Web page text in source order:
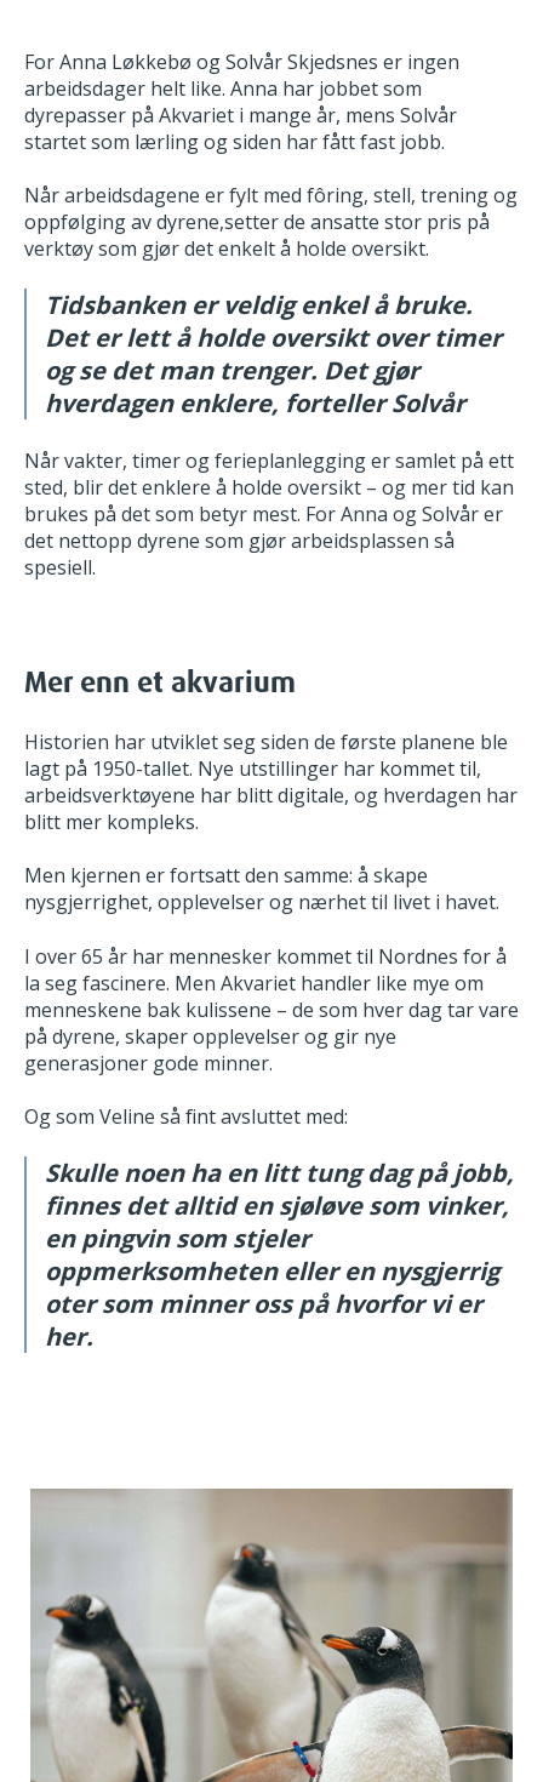
For Anna Løkkebø og Solvår Skjedsnes er ingen
arbeidsdager helt like. Anna har jobbet som
dyrepasser på Akvariet i mange år, mens Solvår
startet som lærling og siden har fått fast jobb.
Når arbeidsdagene er fylt med fôring, stell, trening og
oppfølging av dyrene,setter de ansatte stor pris på
verktøy som gjør det enkelt å holde oversikt.
Tidsbanken er veldig enkel å bruke.
Det er lett å holde oversikt over timer
og se det man trenger. Det gjør
hverdagen enklere, forteller Solvår
Når vakter, timer og ferieplanlegging er samlet på ett
sted, blir det enklere å holde oversikt – og mer tid kan
brukes på det som betyr mest. For Anna og Solvår er
det nettopp dyrene som gjør arbeidsplassen så
spesiell.
Mer enn et akvarium
Historien har utviklet seg siden de første planene ble
lagt på 1950-tallet. Nye utstillinger har kommet til,
arbeidsverktøyene har blitt digitale, og hverdagen har
blitt mer kompleks.
Men kjernen er fortsatt den samme: å skape
nysgjerrighet, opplevelser og nærhet til livet i havet.
I over 65 år har mennesker kommet til Nordnes for å
la seg fascinere. Men Akvariet handler like mye om
menneskene bak kulissene – de som hver dag tar vare
på dyrene, skaper opplevelser og gir nye
generasjoner gode minner.
Og som Veline så fint avsluttet med:
Skulle noen ha en litt tung dag på jobb,
finnes det alltid en sjøløve som vinker,
en pingvin som stjeler
oppmerksomheten eller en nysgjerrig
oter som minner oss på hvorfor vi er
her.